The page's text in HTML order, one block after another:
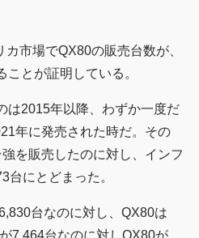
市場でQX80の販売台数が、
ことが証明している。
は2015年以降、わずか一度だ
年に発売された時だ。その
を販売したのに対し、インフ
台にとどまった。
台なのに対し、QX80は
7,464台なのに対しQX80が